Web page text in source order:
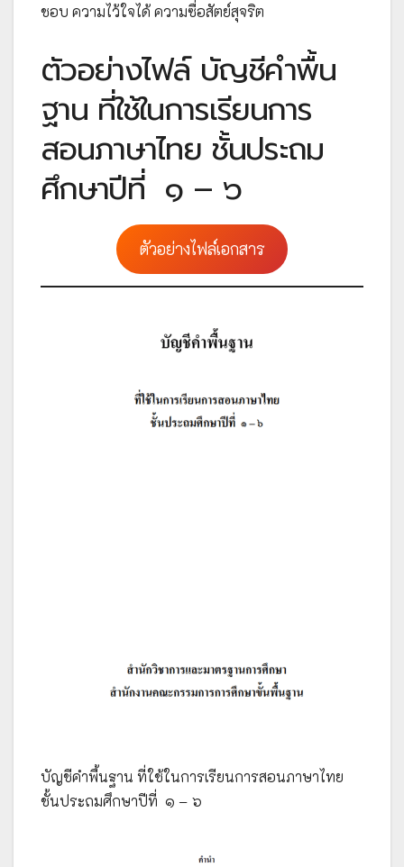
ชอบ ความไว้ใจได้ ความซื่อสัตย์สุจริต
ตัวอย่างไฟล์ บัญชีคำพื้น
ฐาน ที่ใช้ในการเรียนการ
สอนภาษาไทย ชั้นประถม
ศึกษาปีที่ ๑ – ๖
ตัวอย่างไฟล์เอกสาร
บัญชีคำพื้นฐาน ที่ใช้ในการเรียนการสอนภาษาไทย
ชั้นประถมศึกษาปีที่ ๑ – ๖